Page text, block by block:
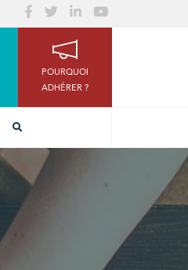
POURQUOI
ADHÉRER ?